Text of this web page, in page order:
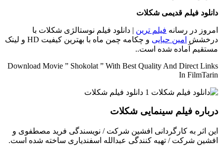
دانلود فیلم قدیمی شکلات
امروز در رسانه فیلم ترین | دانلود فیلم نوستالژی شکلات با
درخشش امین حیایی
و چکامه چمن ماه با بهترین کیفیت HD و لینک
مستقیم آماده شده است..
Download Movie ” Shokolat ” With Best Quality And Direct Links
In FilmTarin
درباره فیلم سینمایی شکلات
این اثر به کارگردانی افشین شرکت / نویسندگی فرید مصطفوی و
افشین شرکت / تهیه کنندگی عبدالله اسفندیاری ساخته شده است.